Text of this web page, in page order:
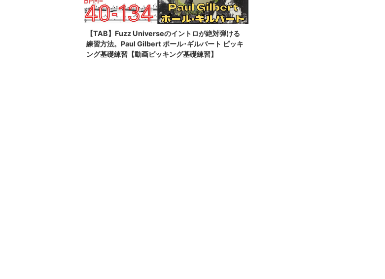
【TAB】Fuzz Universeのイントロが絶対弾ける
練習方法。Paul Gilbert ポール･ギルバート ピッキ
ング基礎練習【動画ピッキング基礎練習】